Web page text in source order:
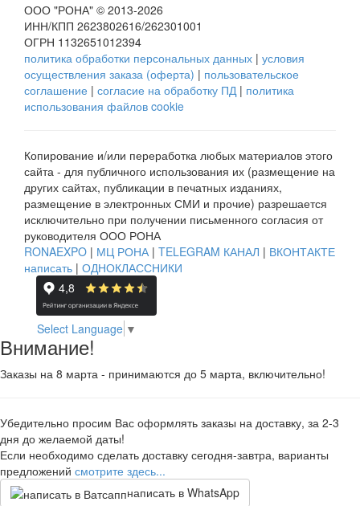
ООО "РОНА" © 2013-2026
ИНН/КПП 2623802616/262301001
ОГРН 1132651012394
политика обработки персональных данных | условия
осуществления заказа (оферта) | пользовательское
соглашение | согласие на обработку ПД | политика
использования файлов cookie
Копирование и/или переработка любых материалов этого
сайта - для публичного использования их (размещение на
других сайтах, публикации в печатных изданиях,
размещение в электронных СМИ и прочие) разрешается
исключительно при получении письменного согласия от
руководителя ООО РОНА
RONAEXPO | МЦ РОНА | TELEGRAM КАНАЛ | ВКОНТАКТЕ
написать | ОДНОКЛАССНИКИ
Select Language ▼
Внимание!
Заказы на 8 марта - принимаются до 5 марта, включительно!
Убедительно просим Вас оформлять заказы на доставку, за 2-3
дня до желаемой даты!
Если необходимо сделать доставку сегодня-завтра, варианты
предложений смотрите здесь...
написать в WhatsApp